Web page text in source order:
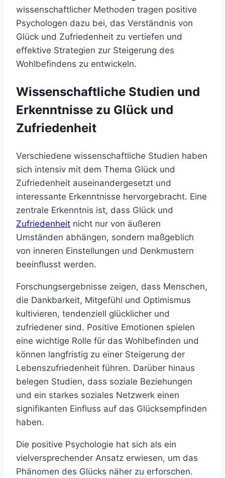
wissenschaftlicher Methoden tragen positive
Psychologen dazu bei, das Verständnis von
Glück und Zufriedenheit zu vertiefen und
effektive Strategien zur Steigerung des
Wohlbefindens zu entwickeln.
Wissenschaftliche Studien und
Erkenntnisse zu Glück und
Zufriedenheit
Verschiedene wissenschaftliche Studien haben
sich intensiv mit dem Thema Glück und
Zufriedenheit auseinandergesetzt und
interessante Erkenntnisse hervorgebracht. Eine
zentrale Erkenntnis ist, dass Glück und
Zufriedenheit nicht nur von äußeren
Umständen abhängen, sondern maßgeblich
von inneren Einstellungen und Denkmustern
beeinflusst werden.
Forschungsergebnisse zeigen, dass Menschen,
die Dankbarkeit, Mitgefühl und Optimismus
kultivieren, tendenziell glücklicher und
zufriedener sind. Positive Emotionen spielen
eine wichtige Rolle für das Wohlbefinden und
können langfristig zu einer Steigerung der
Lebenszufriedenheit führen. Darüber hinaus
belegen Studien, dass soziale Beziehungen
und ein starkes soziales Netzwerk einen
signifikanten Einfluss auf das Glücksempfinden
haben.
Die positive Psychologie hat sich als ein
vielversprechender Ansatz erwiesen, um das
Phänomen des Glücks näher zu erforschen.